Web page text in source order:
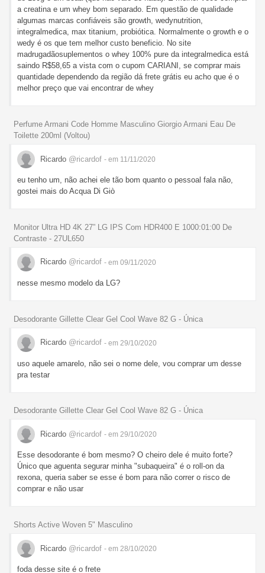
a creatina e um whey bom separado. Em questão de qualidade
algumas marcas confiáveis são growth, wedynutrition,
integralmedica, max titanium, probiótica. Normalmente o growth e o
wedy é os que tem melhor custo beneficio. No site
madrugadãosuplementos o whey 100% pure da integralmedica está
saindo R$58,65 a vista com o cupom CARIANI, se comprar mais
quantidade dependendo da região dá frete grátis eu acho que é o
melhor preço que vai encontrar de whey
Perfume Armani Code Homme Masculino Giorgio Armani Eau De
Toilette 200ml (Voltou)
Ricardo @ricardof - em 11/11/2020
eu tenho um, não achei ele tão bom quanto o pessoal fala não,
gostei mais do Acqua Di Giò
Monitor Ultra HD 4K 27” LG IPS Com HDR400 E 1000:01:00 De
Contraste - 27UL650
Ricardo @ricardof - em 09/11/2020
nesse mesmo modelo da LG?
Desodorante Gillette Clear Gel Cool Wave 82 G - Única
Ricardo @ricardof - em 29/10/2020
uso aquele amarelo, não sei o nome dele, vou comprar um desse
pra testar
Desodorante Gillette Clear Gel Cool Wave 82 G - Única
Ricardo @ricardof - em 29/10/2020
Esse desodorante é bom mesmo? O cheiro dele é muito forte?
Único que aguenta segurar minha "subaqueira" é o roll-on da
rexona, queria saber se esse é bom para não correr o risco de
comprar e não usar
Shorts Active Woven 5" Masculino
Ricardo @ricardof - em 28/10/2020
foda desse site é o frete